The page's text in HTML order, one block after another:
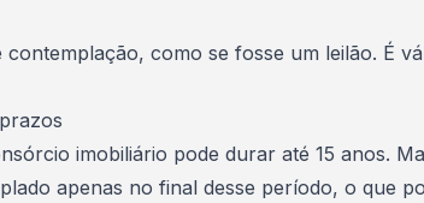
como se fosse um leilão. É
imobiliário pode durar até 15 anos.
apenas no final desse período, o que